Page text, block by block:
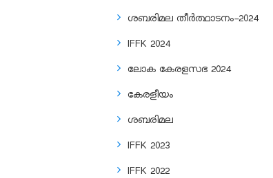
ശബരിമല തീര്‍ത്ഥാടനം-2024
IFFK 2024
ലോക കേരളസഭ 2024
കേരളീയം
ശബരിമല
IFFK 2023
IFFK 2022